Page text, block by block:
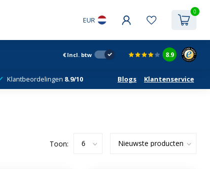
EUR
0
€ Incl. btw 8.9
Klantbeordelingen 8.9/10 Blogs Klantenservice
Toon: